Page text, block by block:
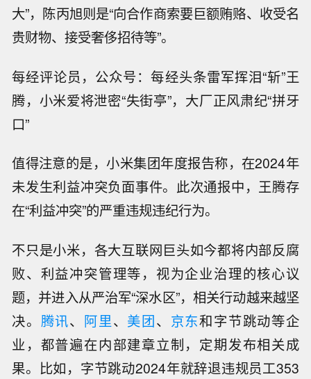
大”，陈丙旭则是“向合作商索要巨额贿赂、收受名
贵财物、接受奢侈招待等”。
每经评论员，公众号：每经头条雷军挥泪“斩”王
腾，小米爱将泄密“失街亭”，大厂正风肃纪“拼牙
口”
值得注意的是，小米集团年度报告称，在2024年
未发生利益冲突负面事件。此次通报中，王腾存
在“利益冲突”的严重违规违纪行为。
不只是小米，各大互联网巨头如今都将内部反腐
败、利益冲突管理等，视为企业治理的核心议
题，并进入从严治军“深水区”，相关行动越来越坚
决。 腾讯、 阿里、 美团、 京东和字节跳动等企
业，都普遍在内部建章立制，定期发布相关成
果。比如，字节跳动2024年就辞退违规员工353